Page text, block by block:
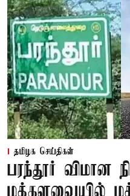
தமிழக செய்திகள்
பரந்தூர் விமான